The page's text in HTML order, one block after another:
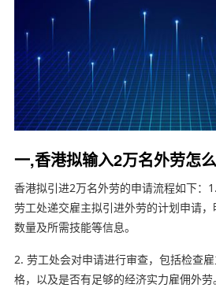
一,香港拟输入2万名外劳怎
香港拟引进2万名外劳的申请流程如下：
劳工处递交雇主拟引进外劳的计划申请
数量及所需技能等信息。
2. 劳工处会对申请进行审查，包括检查
格，以及是否有足够的经济实力雇佣外劳。